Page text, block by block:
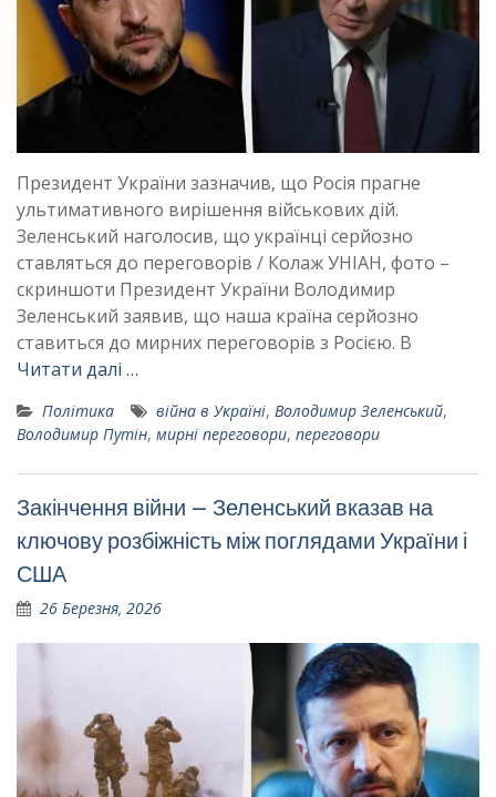
Президент України зазначив, що Росія прагне
ультимативного вирішення військових дій.
Зеленський наголосив, що українці серйозно
ставляться до переговорів / Колаж УНІАН, фото –
скриншоти Президент України Володимир
Зеленський заявив, що наша країна серйозно
ставиться до мирних переговорів з Росією. В
Читати далі …
Політика війна в Україні, Володимир Зеленський,
Володимир Путін, мирні переговори, переговори
Закінчення війни – Зеленський вказав на
ключову розбіжність між поглядами України і
США
26 Березня, 2026